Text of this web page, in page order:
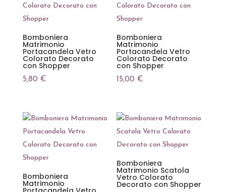
Bomboniera
Matrimonio
Portacandela Vetro
Colorato Decorato
con Shopper
5,80 €
Bomboniera
Matrimonio
Portacandela Vetro
Colorato Decorato
con Shopper
15,00€
Bomboniera
Matrimonio
Bomboniera
Matrimonio Scatola
Vetro Colorato
Decorato con Shopper